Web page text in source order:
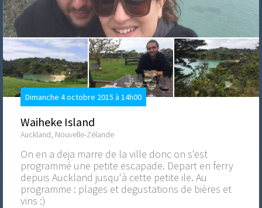
Dimanche 4 octobre 2015 à 14h00
Waiheke Island
Auckland, Nouvelle-Zélande
On en a deja marre de la ville donc on s'est
programmé une petite escapade. Depart en ferry
depuis Auckland jusqu'à cette petite ile. Au
programme : plages et degustations de bières et
vins :)